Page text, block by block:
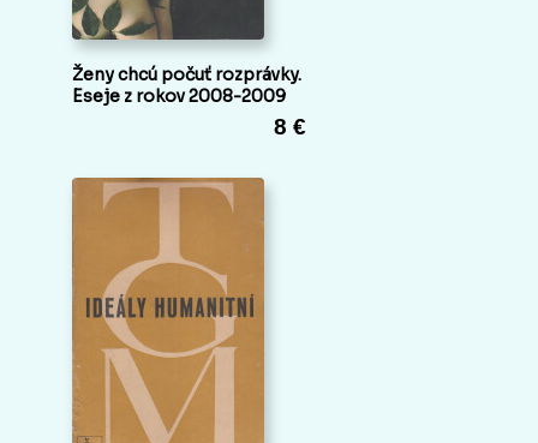
Ženy chcú počuť rozprávky.
Eseje z rokov 2008-2009
8 €